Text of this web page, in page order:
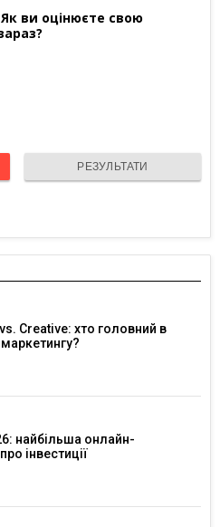
ви оцінюєте свою
РЕЗУЛЬТАТИ
Creative: хто головний в
найбільша онлайн-
інвестиції